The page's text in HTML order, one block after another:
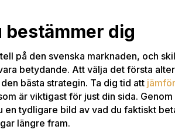
bestämmer dig
på den svenska marknaden, och
betydande. Att välja det första
bästa strategin. Ta dig tid att
är viktigast för just din sida. Genom
en tydligare bild av vad du faktiskt
längre fram.